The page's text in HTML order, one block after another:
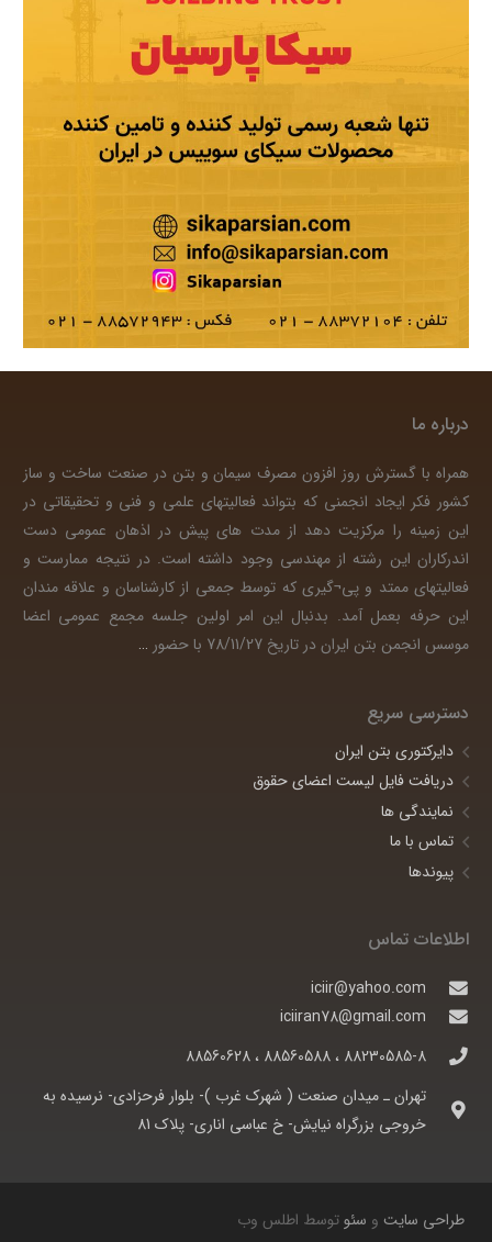
درباره ما
همراه با گسترش روز افزون مصرف سیمان و بتن در صنعت ساخت و ساز
کشور فکر ایجاد انجمنی که بتواند فعالیتهای علمی و فنی و تحقیقاتی در
این زمینه را مرکزیت دهد از مدت های پیش در اذهان عمومی دست
اندرکاران این رشته از مهندسی وجود داشته است. در نتیجه ممارست و
فعالیتهای ممتد و پی¬گیری که توسط جمعی از کارشناسان و علاقه مندان
این حرفه بعمل آمد. بدنبال این امر اولین جلسه مجمع عمومی اعضا
موسس انجمن بتن ایران در تاریخ 78/11/27 با حضور
…
دسترسی سریع
دایرکتوری بتن ایران
دریافت فایل لیست اعضای حقوق
نمایندگی ها
تماس با ما
پیوندها
اطلاعات تماس
iciir@yahoo.com
iciiran78@gmail.com
88230585-8 ، 88560588 ، 88560628
تهران ـ ميدان صنعت ( شهرک غرب )- بلوار فرحزادی- نرسيده به
خروجی بزرگراه نيايش- خ عباسی اناری- پلاک 81
طراحی سایت و سئوتوسط اطلس وب